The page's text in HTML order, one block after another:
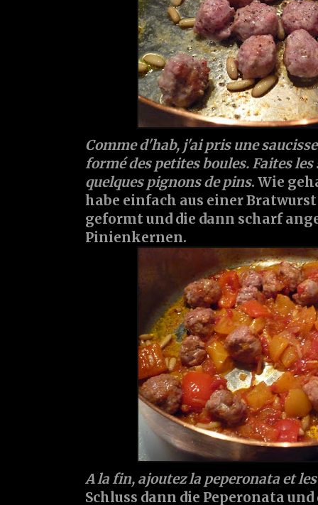
Comme d'hab, j'ai pris une
formé des petites boules. Faites
quelques pignons de pins. Wie
habe einfach aus einer
geformt und die dann scharf
Pinienkernen.
A la fin, ajoutez la peperonata et
Schluss dann die Peperonata